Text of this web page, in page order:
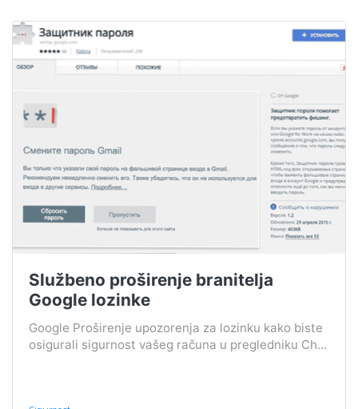
Službeno proširenje branitelja
Google lozinke
Google Proširenje upozorenja za lozinku kako biste
osigurali sigurnost vašeg računa u pregledniku Ch...